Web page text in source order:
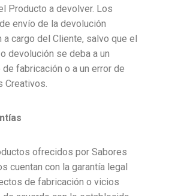
Producto a devolver. Los
envío de la devolución
a cargo del Cliente, salvo que el
devolución se deba a un
fabricación o a un error de
Creativos.
ofrecidos por Sabores
cuentan con la garantía legal
de fabricación o vicios